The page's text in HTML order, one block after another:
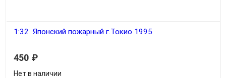
1:32 Японский пожарный г.Токио 1995
450 ₽
Нет в наличии